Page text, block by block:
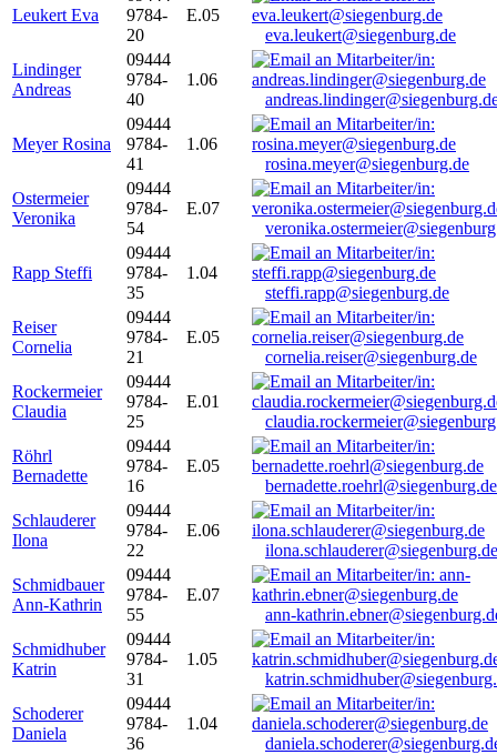
Leukert Eva
9784-
20
E.05
eva.leukert@siegenburg.de
Lindinger
Andreas
09444
9784-
40
1.06
Meyer Rosina
09444
9784-
41
1.06
rosina.meyer@siegenburg.de
Ostermeier
Veronika
09444
9784-
54
E.07
Rapp Steffi
09444
9784-
35
1.04
steffi.rapp@siegenburg.de
Reiser
Cornelia
09444
9784-
21
E.05
cornelia.reiser@siegenburg.de
Rockermeier
Claudia
09444
9784-
25
E.01
Röhrl
Bernadette
09444
9784-
16
E.05
bernadette.roehrl@siegenburg.de
Schlauderer
Ilona
09444
9784-
22
E.06
ilona.schlauderer@siegenburg.de
Schmidbauer
Ann-Kathrin
09444
9784-
55
E.07
ann-
Schmidhuber
Katrin
09444
9784-
31
1.05
Schoderer
Daniela
09444
9784-
36
1.04